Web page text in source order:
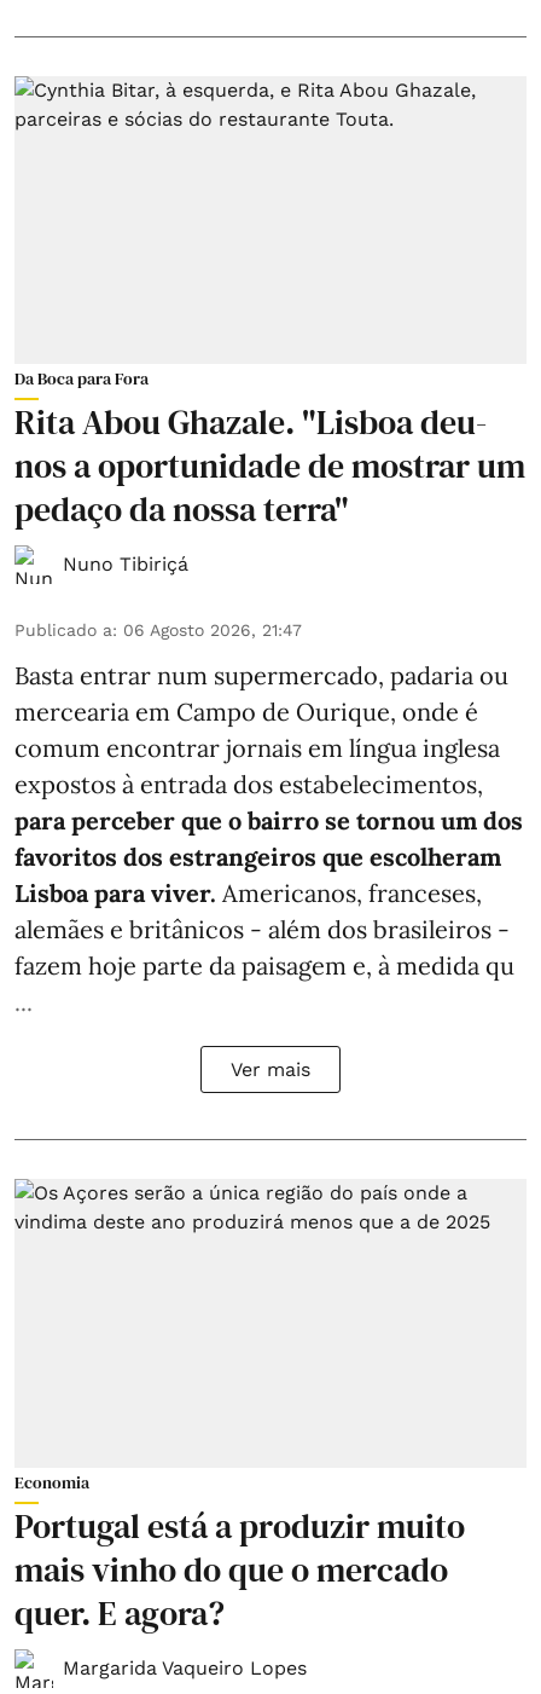
Da Boca para Fora
Rita Abou Ghazale. "Lisboa deu-
nos a oportunidade de mostrar um
pedaço da nossa terra"
Nuno Tibiriçá
Publicado a: 06 Agosto 2026, 21:47
Basta entrar num supermercado, padaria ou
mercearia em Campo de Ourique, onde é
comum encontrar jornais em língua inglesa
expostos à entrada dos estabelecimentos,
para perceber que o bairro se tornou um dos
favoritos dos estrangeiros que escolheram
Lisboa para viver. Americanos, franceses,
alemães e britânicos - além dos brasileiros -
fazem hoje parte da paisagem e, à medida qu
...
Ver mais
Economia
Portugal está a produzir muito
mais vinho do que o mercado
quer. E agora?
Margarida Vaqueiro Lopes